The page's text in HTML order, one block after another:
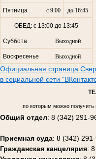
Пятница с 9:00 до 16:45
ОБЕД: с 13:00 до 13:45
Суббота Выходной
Воскресенье Выходной
Официальная страница
в социальной сети
по которым можно получить
Общий отдел: 8 (342) 291-
Приемная суда: 8 (342)
Гражданская канцелярия: